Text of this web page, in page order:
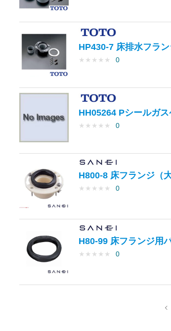
HP430-7 床排水フラン
★ ★ ★ ★ ★ 0
HH05264 Pシールガス
★ ★ ★ ★ ★ 0
H800-8 床フランジ（
★ ★ ★ ★ ★ 0
H80-99 床フランジ用
★ ★ ★ ★ ★ 0